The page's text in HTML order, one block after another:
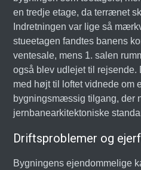
en tredje etage, da terrænet
Indretningen var lige så
stueetagen fandtes banens
ventesale, mens 1. salen
også blev udlejet til rejsende.
med højt til loftet vidnede om
bygningsmæssig tilgang, der
jernbanearkitektoniske
Driftsproblemer og
Bygningens ejendommelige